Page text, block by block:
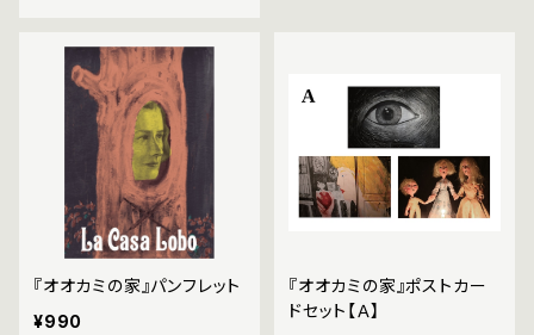
『オオカミの家』パンフレット
¥990
『オオカミの家』ポストカー
ドセット【Ａ】